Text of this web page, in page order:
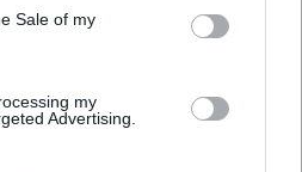
Sale of my
my
Advertising.
να κάνετε πράγματα
είναι έντονη σήμερα αλλά